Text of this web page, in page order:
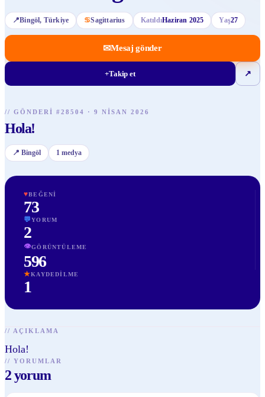
📍Bingöl, Türkiye ♋Sagittarius KatıldıHaziran 2025 Yaş27
✉Mesaj gönder
+Takip et ↗
// GÖNDERI #28504 · 9 NISAN 2026
Hola!
📍 Bingöl 1 medya
♥BEĞENI
73
💬YORUM
2
👁GÖRÜNTÜLEME
596
★KAYDEDILME
1
// AÇIKLAMA
Hola!
// YORUMLAR
2yorum